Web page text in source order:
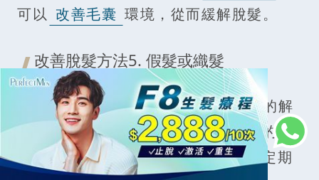
可以 改善毛囊 環境，從而緩解脫髮。
改善脫髮方法5. 假髮或織髮
假髮 或 織髮 是一種快速改善外觀的解
決方法，特別適合需要立即提升自信的
人。然而，這並非治本之策，也需要定期